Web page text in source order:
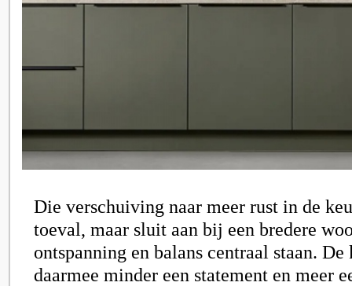
Die verschuiving naar meer rust in de
toeval, maar sluit aan bij een bredere
ontspanning en balans centraal staan.
daarmee minder een statement en meer